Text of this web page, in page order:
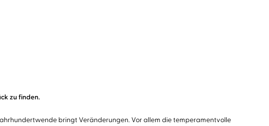
zu finden.
bringt Veränderungen. Vor allem die temperamentvolle